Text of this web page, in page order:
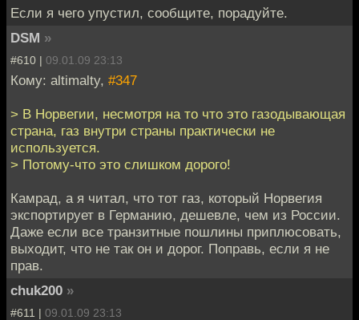
Если я чего упустил, сообщите, порадуйте.
DSM »
#610 | 09.01.09 23:13
Кому: altimalty, #347
> В Норвегии, несмотря на то что это газодывающая
страна, газ внутри страны практически не
используется.
> Потому-что это слишком дорого!
Камрад, а я читал, что тот газ, который Норвегия
экспортирует в Германию, дешевле, чем из России.
Даже если все транзитные пошлины приплюсовать,
выходит, что не так он и дорог. Поправь, если я не
прав.
chuk200 »
#611 | 09.01.09 23:13